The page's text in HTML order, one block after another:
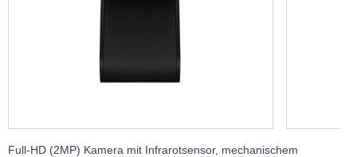
Full-HD (2MP) Kamera mit Infrarotsensor, mechanischem